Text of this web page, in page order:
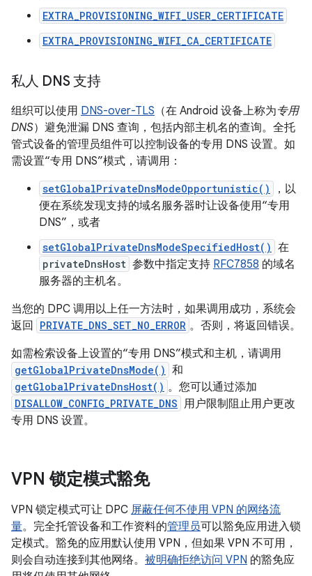
EXTRA_PROVISIONING_WIFI_USER_CERTIFICATE
EXTRA_PROVISIONING_WIFI_CA_CERTIFICATE
私人 DNS 支持
组织可以使用 DNS-over-TLS （在 Android 设备上称为专用
DNS）避免泄漏 DNS 查询，包括内部主机名的查询。全托
管式设备的管理员组件可以控制设备的专用 DNS 设置。如
需设置“专用 DNS”模式，请调用：
setGlobalPrivateDnsModeOpportunistic()
，以
便在系统发现支持的域名服务器时让设备使用“专用
DNS”，或者
setGlobalPrivateDnsModeSpecifiedHost() 在
privateDnsHost 参数中指定支持 RFC7858 的域名
服务器的主机名。
当您的 DPC 调用以上任一方法时，如果调用成功，系统会
返回
PRIVATE_DNS_SET_NO_ERROR 。否则，将返回错误。
如需检索设备上设置的“专用 DNS”模式和主机，请调用
getGlobalPrivateDnsMode() 和
getGlobalPrivateDnsHost() 。您可以通过添加
DISALLOW_CONFIG_PRIVATE_DNS 用户限制阻止用户更改
专用 DNS 设置。
VPN 锁定模式豁免
VPN 锁定模式可让 DPC 屏蔽任何不使用 VPN 的网络流
量。完全托管设备和工作资料的管理员可以豁免应用进入锁
定模式。豁免的应用默认使用 VPN，但如果 VPN 不可用，
则会自动连接到其他网络。 被明确拒绝访问 VPN 的豁免应